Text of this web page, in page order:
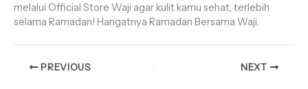
melalui Official Store Waji agar kulit kamu sehat, terlebih
selama Ramadan! Hangatnya Ramadan Bersama Waji.
PREVIOUS NEXT